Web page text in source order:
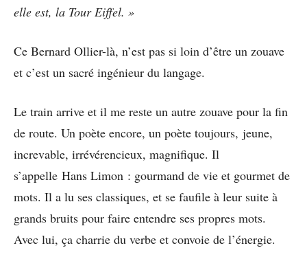
elle est, la Tour Eiffel. »
Ce Bernard Ollier-là, n’est pas si loin d’être un zouave
et c’est un sacré ingénieur du langage.
Le train arrive et il me reste un autre zouave pour la fin
de route. Un poète encore, un poète toujours, jeune,
increvable, irrévérencieux, magnifique. Il
s’appelle Hans Limon : gourmand de vie et gourmet de
mots. Il a lu ses classiques, et se faufile à leur suite à
grands bruits pour faire entendre ses propres mots.
Avec lui, ça charrie du verbe et convoie de l’énergie.